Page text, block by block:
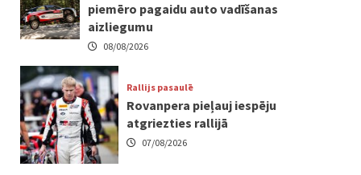
piemēro pagaidu auto vadīšanas
aizliegumu
08/08/2026
Rallijs pasaulē
Rovanpera pieļauj iespēju
atgriezties rallijā
07/08/2026